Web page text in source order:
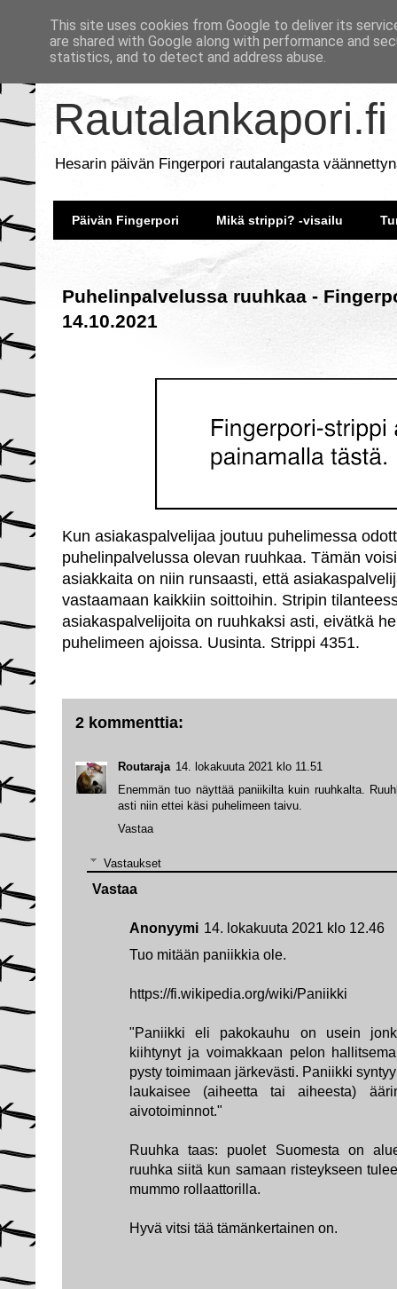
Rautalankapori.fi
Hesarin päivän Fingerpori rautalangasta
Päivän Fingerpori Mikä strippi? -visailu
Puhelinpalvelussa ruuhkaa -
14.10.2021
Kun asiakaspalvelijaa joutuu puhelimessa
puhelinpalvelussa olevan ruuhkaa. Tämän
asiakkaita on niin runsaasti, että
vastaamaan kaikkiin soittoihin. Stripin
asiakaspalvelijoita on ruuhkaksi asti, eivätkä
puhelimeen ajoissa. Uusinta. Strippi 4351.
2 kommenttia:
Routaraja 14. lokakuuta 2021 klo 11.51
Enemmän tuo näyttää paniikilta kuin ruuhkalta.
asti niin ettei käsi puhelimeen taivu.
Vastaa
Vastaukset
Anonyymi 14. lokakuuta 2021 klo 12.46
Tuo mitään paniikkia ole.
https://fi.wikipedia.org/wiki/Paniikki
"Paniikki eli pakokauhu on usein
kiihtynyt ja voimakkaan pelon
pysty toimimaan järkevästi. Paniikki
laukaisee (aiheetta tai aiheesta)
aivotoiminnot."
Ruuhka taas: puolet Suomesta on
ruuhka siitä kun samaan risteykseen
mummo rollaattorilla.
Hyvä vitsi tää tämänkertainen on.
Vastaa
This site uses cookies from Google to deliver its
are shared with Google along with performance and
statistics, and to detect and address abuse.